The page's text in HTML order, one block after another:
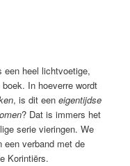
heel lichtvoetige,
In hoeverre wordt
, is dit eeneigentijdse
? Dat is immers het
serie vieringen. We
een verband met de
Korintiërs.